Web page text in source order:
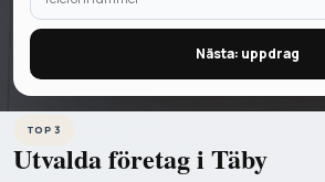
Nästa: uppdrag
TOP 3
Utvalda företag i Täby